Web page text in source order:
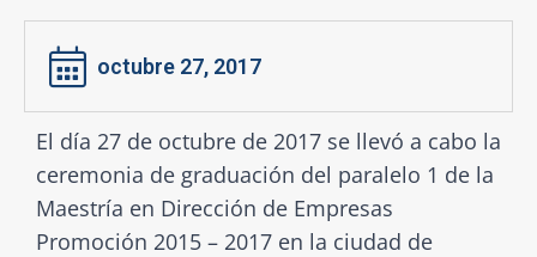
octubre 27, 2017
El día 27 de octubre de 2017 se llevó a cabo la
ceremonia de graduación del paralelo 1 de la
Maestría en Dirección de Empresas
Promoción 2015 – 2017 en la ciudad de